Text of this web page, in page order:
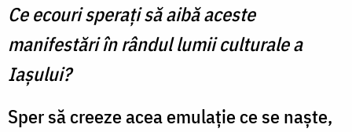
Ce ecouri speraţi să aibă aceste
manifestări în rândul lumii culturale a
Iaşului?
Sper să creeze acea emulaţie ce se naşte,